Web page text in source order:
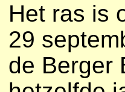
Het ras is
29
de Berger